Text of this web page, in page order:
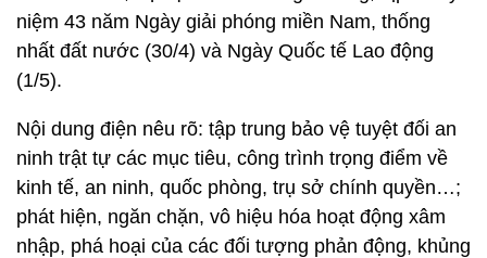
niệm 43 năm Ngày giải phóng miền Nam, thống
nhất đất nước (30/4) và Ngày Quốc tế Lao động
(1/5).
Nội dung điện nêu rõ: tập trung bảo vệ tuyệt đối an
ninh trật tự các mục tiêu, công trình trọng điểm về
kinh tế, an ninh, quốc phòng, trụ sở chính quyền…;
phát hiện, ngăn chặn, vô hiệu hóa hoạt động xâm
nhập, phá hoại của các đối tượng phản động, khủng